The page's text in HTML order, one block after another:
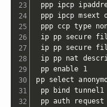
ppp ipcp
ppp ipcp msext
ppp ccp type
ip pp secure
ip pp secure
ip pp nat
pp enable 1
pp select
pp bind tunnel1
pp auth request